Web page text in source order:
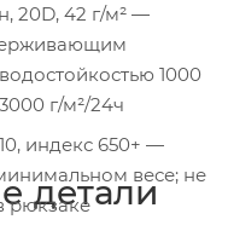
20D, 42 г/м² —
1000
г/м²/24ч
индекс 650+ —
весе; не
рюкзаке
детали